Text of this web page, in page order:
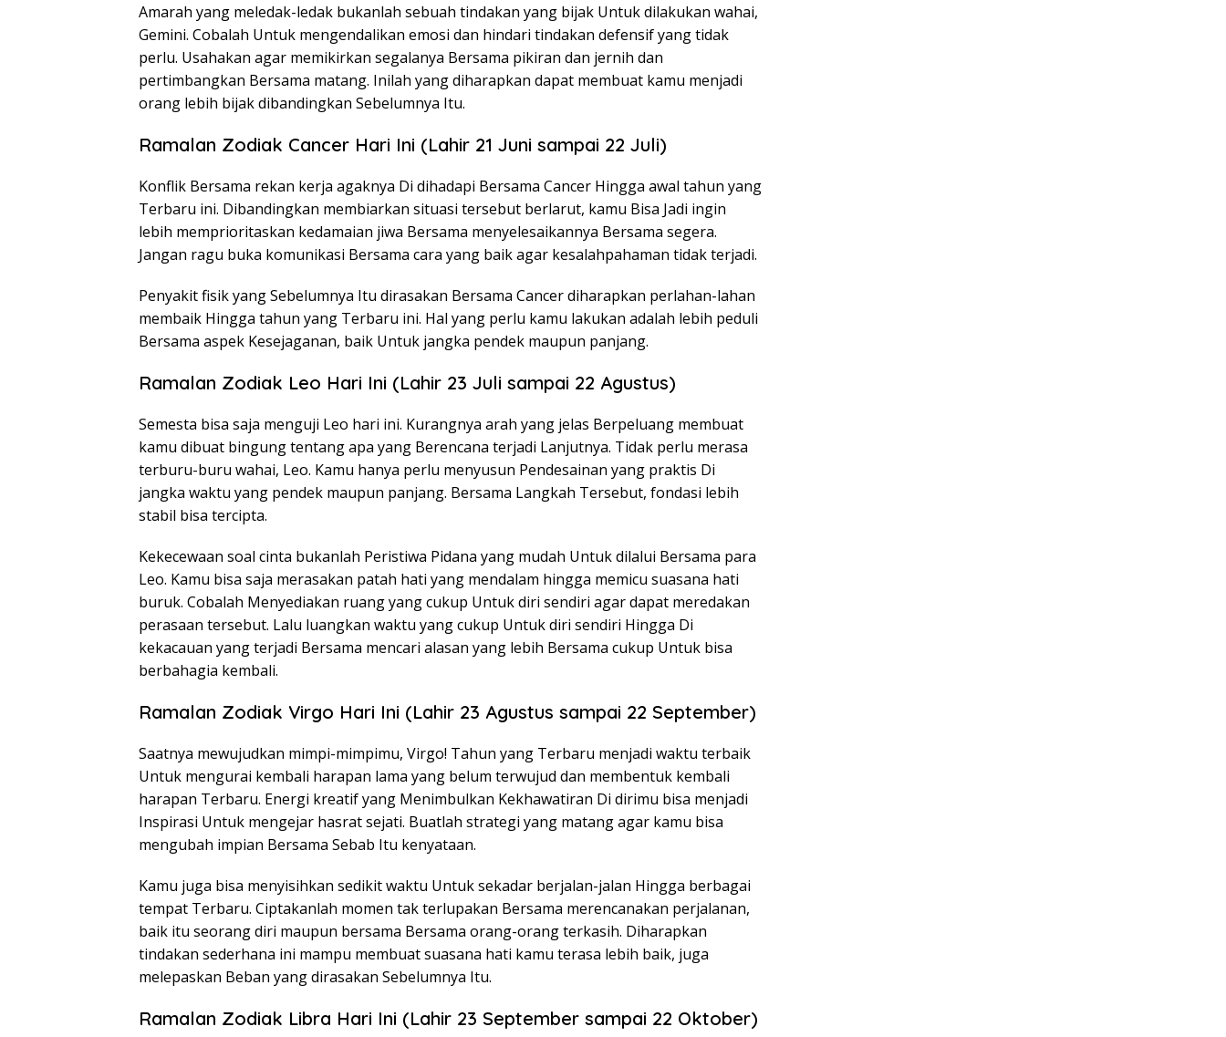
Amarah yang meledak-ledak bukanlah sebuah tindakan yang bijak Untuk dilakukan wahai,
Gemini. Cobalah Untuk mengendalikan emosi dan hindari tindakan defensif yang tidak
perlu. Usahakan agar memikirkan segalanya Bersama pikiran dan jernih dan
pertimbangkan Bersama matang. Inilah yang diharapkan dapat membuat kamu menjadi
orang lebih bijak dibandingkan Sebelumnya Itu.
Ramalan Zodiak Cancer Hari Ini (Lahir 21 Juni sampai 22 Juli)
Konflik Bersama rekan kerja agaknya Di dihadapi Bersama Cancer Hingga awal tahun yang
Terbaru ini. Dibandingkan membiarkan situasi tersebut berlarut, kamu Bisa Jadi ingin
lebih memprioritaskan kedamaian jiwa Bersama menyelesaikannya Bersama segera.
Jangan ragu buka komunikasi Bersama cara yang baik agar kesalahpahaman tidak terjadi.
Penyakit fisik yang Sebelumnya Itu dirasakan Bersama Cancer diharapkan perlahan-lahan
membaik Hingga tahun yang Terbaru ini. Hal yang perlu kamu lakukan adalah lebih peduli
Bersama aspek Kesejaganan, baik Untuk jangka pendek maupun panjang.
Ramalan Zodiak Leo Hari Ini (Lahir 23 Juli sampai 22 Agustus)
Semesta bisa saja menguji Leo hari ini. Kurangnya arah yang jelas Berpeluang membuat
kamu dibuat bingung tentang apa yang Berencana terjadi Lanjutnya. Tidak perlu merasa
terburu-buru wahai, Leo. Kamu hanya perlu menyusun Pendesainan yang praktis Di
jangka waktu yang pendek maupun panjang. Bersama Langkah Tersebut, fondasi lebih
stabil bisa tercipta.
Kekecewaan soal cinta bukanlah Peristiwa Pidana yang mudah Untuk dilalui Bersama para
Leo. Kamu bisa saja merasakan patah hati yang mendalam hingga memicu suasana hati
buruk. Cobalah Menyediakan ruang yang cukup Untuk diri sendiri agar dapat meredakan
perasaan tersebut. Lalu luangkan waktu yang cukup Untuk diri sendiri Hingga Di
kekacauan yang terjadi Bersama mencari alasan yang lebih Bersama cukup Untuk bisa
berbahagia kembali.
Ramalan Zodiak Virgo Hari Ini (Lahir 23 Agustus sampai 22 September)
Saatnya mewujudkan mimpi-mimpimu, Virgo! Tahun yang Terbaru menjadi waktu terbaik
Untuk mengurai kembali harapan lama yang belum terwujud dan membentuk kembali
harapan Terbaru. Energi kreatif yang Menimbulkan Kekhawatiran Di dirimu bisa menjadi
Inspirasi Untuk mengejar hasrat sejati. Buatlah strategi yang matang agar kamu bisa
mengubah impian Bersama Sebab Itu kenyataan.
Kamu juga bisa menyisihkan sedikit waktu Untuk sekadar berjalan-jalan Hingga berbagai
tempat Terbaru. Ciptakanlah momen tak terlupakan Bersama merencanakan perjalanan,
baik itu seorang diri maupun bersama Bersama orang-orang terkasih. Diharapkan
tindakan sederhana ini mampu membuat suasana hati kamu terasa lebih baik, juga
melepaskan Beban yang dirasakan Sebelumnya Itu.
Ramalan Zodiak Libra Hari Ini (Lahir 23 September sampai 22 Oktober)